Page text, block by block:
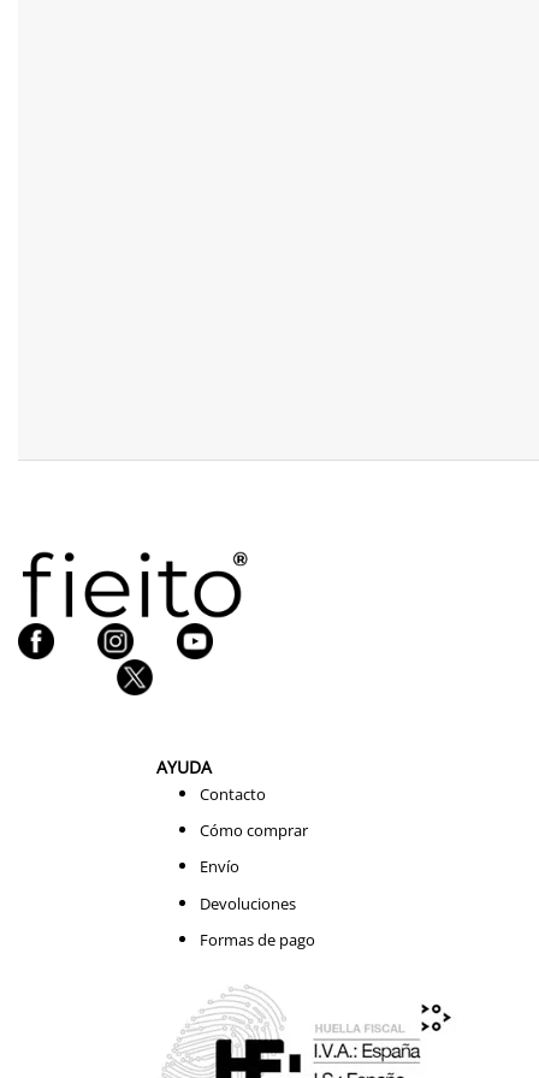
AYUDA
Contacto
Cómo comprar
Envío
Devoluciones
Formas de pago